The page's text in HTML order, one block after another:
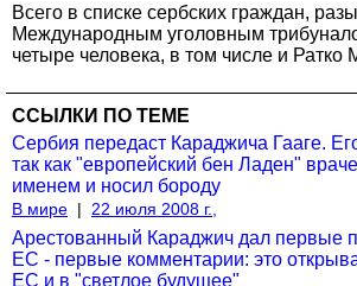
Всего в списке сербских граждан,
Международным уголовным
четыре человека, в том числе и Ратко
ССЫЛКИ ПО ТЕМЕ
Сербия передаст Караджича Гааге.
так как "европейский бен Ладен"
именем и носил бороду
В мире | 22 июля 2008 г.,
Арестованный Караджич дал первые
ЕС - первые комментарии: это
ЕС и в "светлое будущее"